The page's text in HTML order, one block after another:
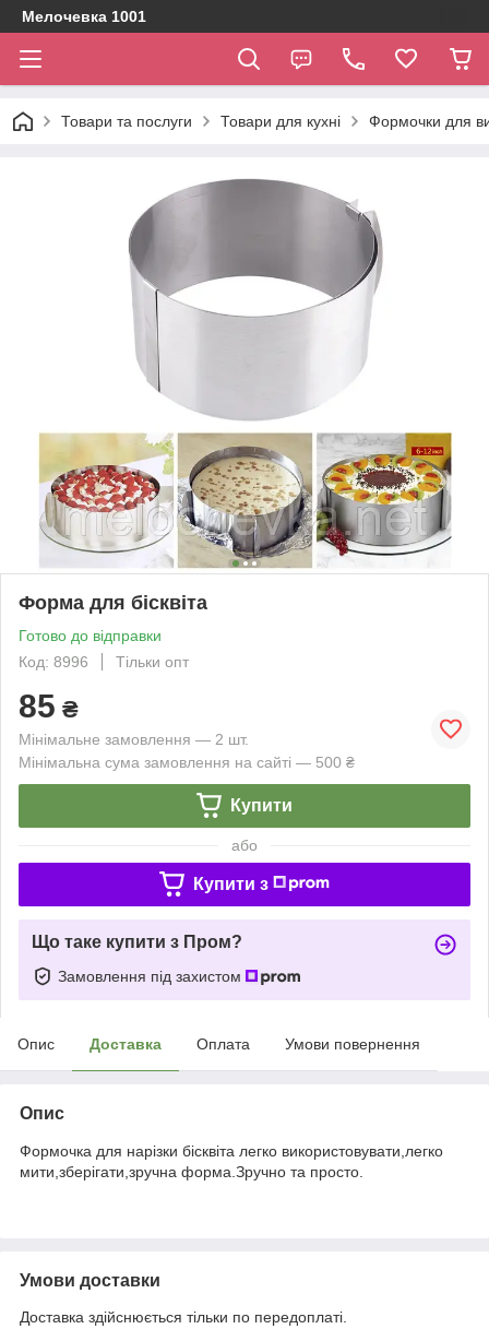
Мелочевка 1001
Товари та послуги Товари для кухні Формочки для
Форма для бісквіта
Готово до відправки
Код: 8996
Тільки опт
85 ₴
Мінімальне замовлення — 2 шт.
Мінімальна сума замовлення на сайті — 500 ₴
Купити
або
Купити з
Що таке купити з Пром?
Замовлення під захистом
Опис Доставка Оплата Умови повернення
Опис
Формочка для нарізки бісквіта легко використовувати,легко
мити,зберігати,зручна форма.Зручно та просто.
Умови доставки
Доставка здійснюється тільки по передоплаті.